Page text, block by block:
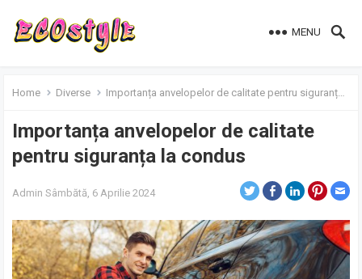
MENU
Home Diverse Importanța anvelopelor de calitate pentru siguranța la condus
Importanța anvelopelor de calitate
pentru siguranța la condus
Admin Sâmbătă, 6 Aprilie 2024